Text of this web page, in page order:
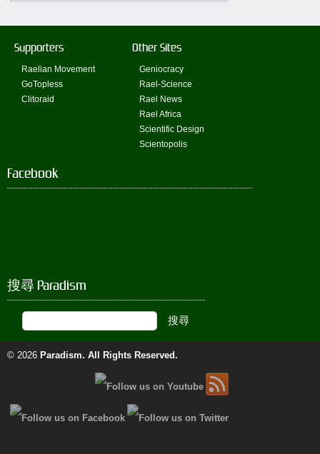
Supporters
Raelian Movement
GoTopless
Clitoraid
Other Sites
Geniocracy
Rael-Science
Rael News
Rael Africa
Scientific Design
Scientopolis
Facebook
搜尋 Paradism
© 2026 Paradism. All Rights Reserved.